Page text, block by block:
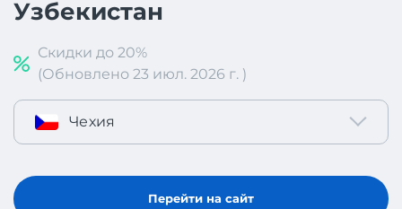
Узбекистан
Скидки до 20%
(Обновлено 23 июл. 2026 г. )
Чехия
Перейти на сайт